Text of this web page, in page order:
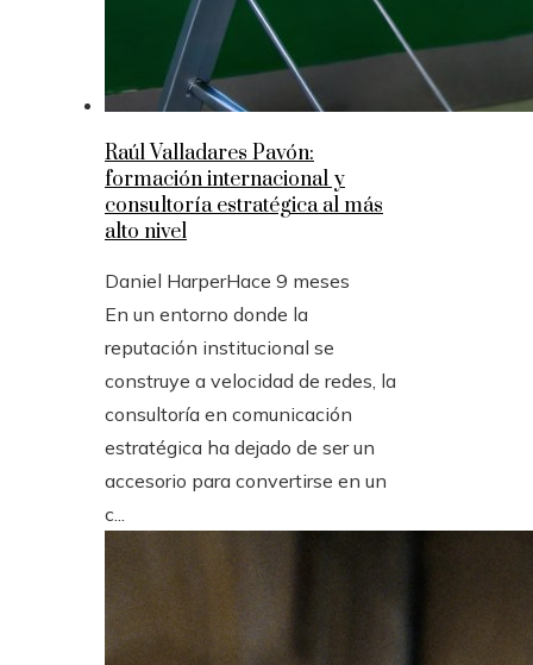
Raúl Valladares Pavón:
formación internacional y
consultoría estratégica al más
alto nivel
Daniel HarperHace 9 meses
En un entorno donde la
reputación institucional se
construye a velocidad de redes, la
consultoría en comunicación
estratégica ha dejado de ser un
accesorio para convertirse en un
c...